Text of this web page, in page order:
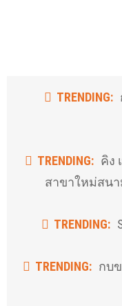
TRENDING:
TRENDING: คิง
สาขาใหม่สน
TRENDING:
TRENDING: กบ